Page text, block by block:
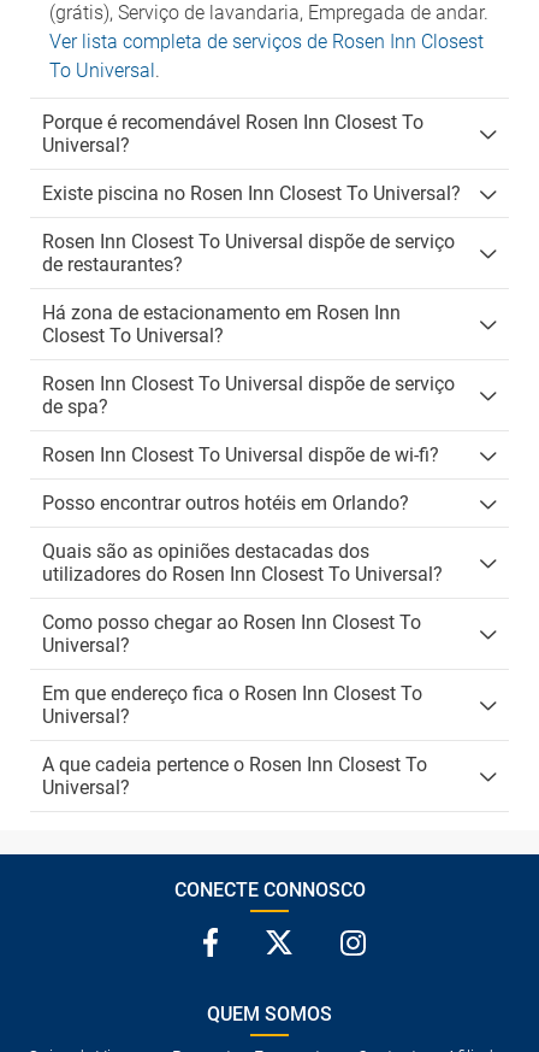
(grátis), Serviço de lavandaria, Empregada de andar.
Ver lista completa de serviços de Rosen Inn Closest
To Universal.
Porque é recomendável Rosen Inn Closest To
Universal?
Existe piscina no Rosen Inn Closest To Universal?
Rosen Inn Closest To Universal dispõe de serviço
de restaurantes?
Há zona de estacionamento em Rosen Inn
Closest To Universal?
Rosen Inn Closest To Universal dispõe de serviço
de spa?
Rosen Inn Closest To Universal dispõe de wi-fi?
Posso encontrar outros hotéis em Orlando?
Quais são as opiniões destacadas dos
utilizadores do Rosen Inn Closest To Universal?
Como posso chegar ao Rosen Inn Closest To
Universal?
Em que endereço fica o Rosen Inn Closest To
Universal?
A que cadeia pertence o Rosen Inn Closest To
Universal?
CONECTE CONNOSCO
QUEM SOMOS